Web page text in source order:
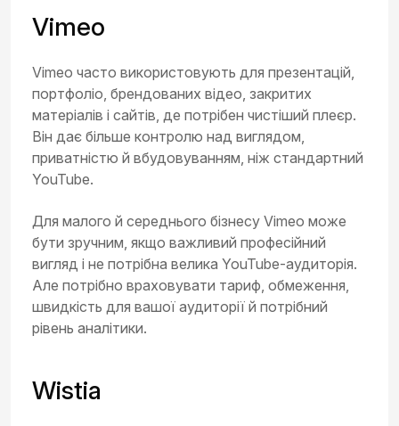
Vimeo
Vimeo часто використовують для презентацій,
портфоліо, брендованих відео, закритих
матеріалів і сайтів, де потрібен чистіший плеєр.
Він дає більше контролю над виглядом,
приватністю й вбудовуванням, ніж стандартний
YouTube.
Для малого й середнього бізнесу Vimeo може
бути зручним, якщо важливий професійний
вигляд і не потрібна велика YouTube-аудиторія.
Але потрібно враховувати тариф, обмеження,
швидкість для вашої аудиторії й потрібний
рівень аналітики.
Wistia